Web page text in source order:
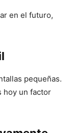
en el futuro,
pequeñas.
hoy un factor